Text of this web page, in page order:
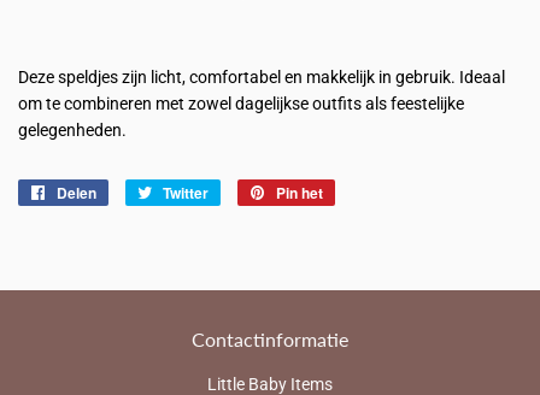
Deze speldjes zijn licht, comfortabel en makkelijk in gebruik. Ideaal
om te combineren met zowel dagelijkse outfits als feestelijke
gelegenheden.
Delen
Delen
Twitter
TwitterenPin het
Contactinformatie
Little Baby Items